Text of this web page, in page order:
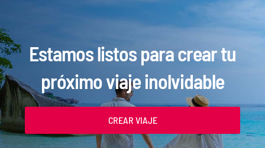
Estamos listos para crear tu
próximo viaje inolvidable
CREAR VIAJE